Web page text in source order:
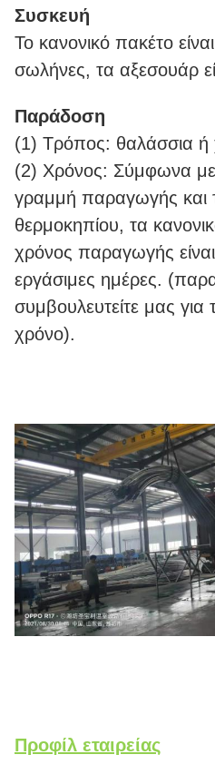
Συσκευή
Το κανονικό πακέτο
σωλήνες, τα αξεσουάρ
Παράδοση
(1) Τρόπος: θαλάσσια ή
(2) Χρόνος: Σύμφωνα με
γραμμή παραγωγής και
θερμοκηπίου, τα
χρόνος παραγωγής
εργάσιμες ημέρες.
συμβουλευτείτε μας για
χρόνο).
Προφίλ εταιρείας